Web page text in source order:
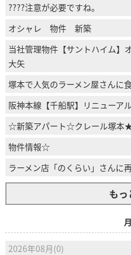
????注意が必要ですね。
オシャレ 物件 新築
当社管理物件【サントハイム】
大矢
塚本で人気のラーメン屋さんに
阪神本線【千船駅】リニューア
☆新築アパート☆クレール塚本
物件情報☆
ラーメン店「のくらい」さんに
もっ
2026年08月(0)